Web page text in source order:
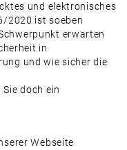
und elektronisches
2020 ist soeben
erwarten
in
und wie sicher die
doch ein
Webseite